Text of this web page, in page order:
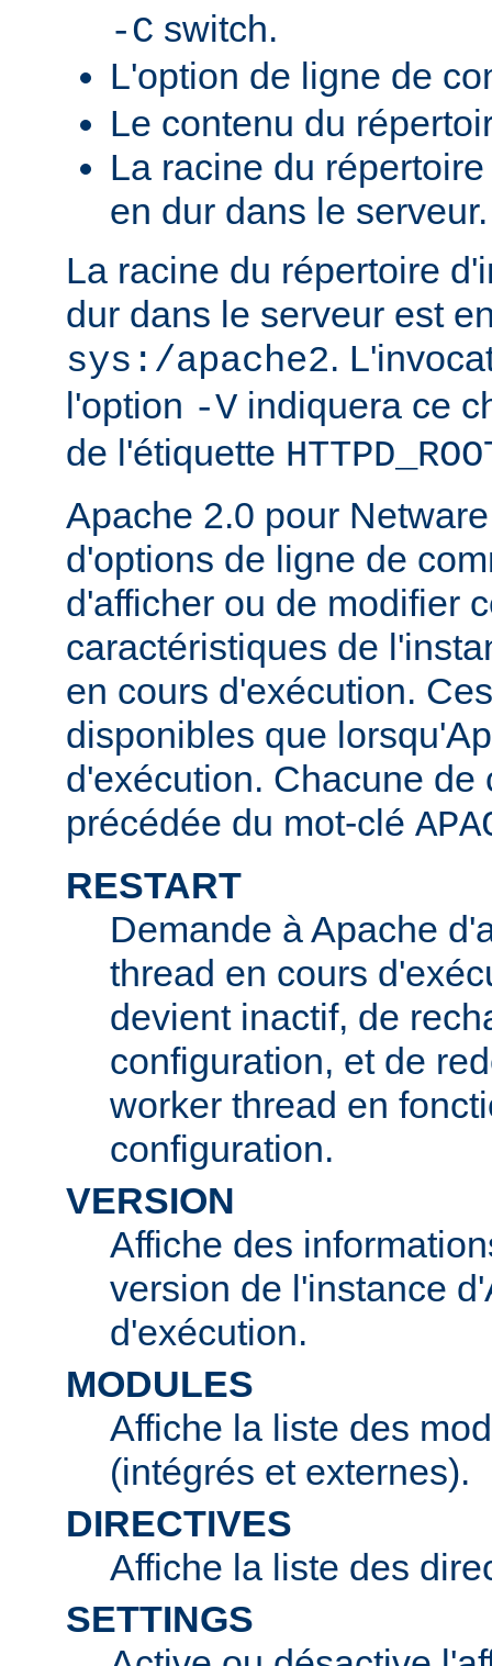
-C switch.
L'option de ligne de
Le contenu du
La racine du
en dur dans le serveur.
La racine du répertoire
dur dans le serveur est
sys:/apache2.
l'option -V indiquera ce
de l'étiquette
Apache 2.0 pour
d'options de ligne de
d'afficher ou de modifier
caractéristiques de
en cours d'exécution.
disponibles que
d'exécution. Chacune de
précédée du mot-clé
RESTART
Demande à Apache
thread en cours
devient inactif, de
configuration, et de
worker thread en
configuration.
VERSION
Affiche des
version de l'instance
d'exécution.
MODULES
Affiche la liste des
(intégrés et externes).
DIRECTIVES
Affiche la liste des
SETTINGS